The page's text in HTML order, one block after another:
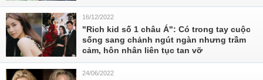
16/12/2022
"Rich kid số 1 châu Á": Có trong tay cuộc
sống sang chảnh ngút ngàn nhưng trầm
cảm, hôn nhân liên tục tan vỡ
24/06/2022